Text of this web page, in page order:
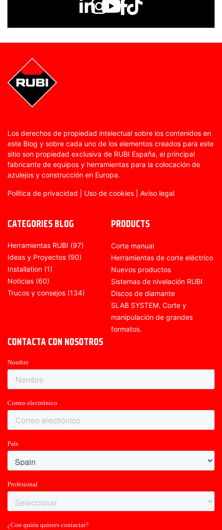
Los derechos de propiedad intelectual sobre los contenidos en
este Blog y sobre cada uno de los elementos creados para este
sitio son propiedad exclusiva de RUBI España, el principal
fabricante de equipos y herramientas para la colocación de
azulejos y construcción en Europa.
Política de privacidad Uso de cookies Aviso legal
CATEGORIES BLOG
Herramientas RUBI (97)
Ideas y Proyectos (90)
Installation (1)
Noticias (60)
Trucos y consejos (134)
PRODUCTS
Corte manual
Herramientas de corte eléctrico
Nuevos productos
Sistemas de nivelación RUBI
Discos de diamante
SLAB SYSTEM. Corte y
manipulación de grandes
formatos.
CONTACTA CON NOSOTROS